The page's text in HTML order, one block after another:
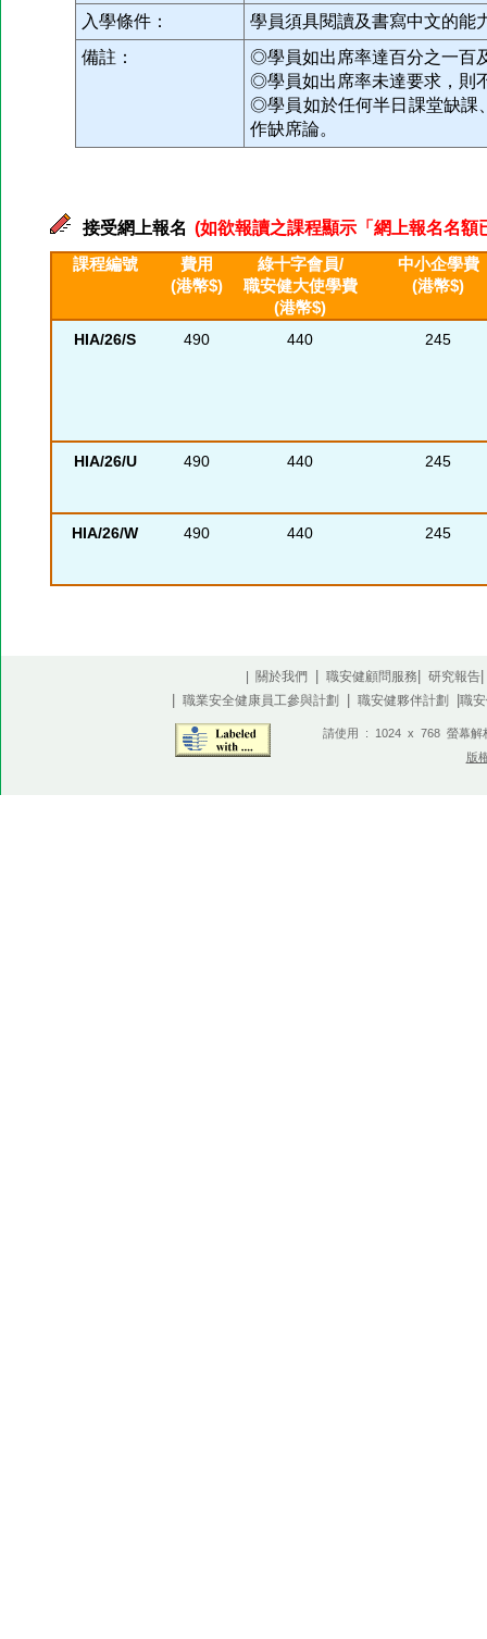
入學條件：
學員須具閱讀及書寫中文的能
備註：
◎學員如出席率達百分之一百
◎學員如出席率未達要求，則
◎學員如於任何半日課堂缺課
作缺席論。
接受網上報名 (如欲報讀之課程顯示「網上報名名
課程編號
費用
(港幣$)
綠十字會員/
職安健大使學費
(港幣$)
中小企學費
(港幣$)
HIA/26/S 490 440 245
HIA/26/U 490 440 245
HIA/26/W 490 440 245
| 關於我們| 職安健顧問服務 研究報告
職業安全健康員工參與計劃 職安健夥伴計劃 職
請使用 : 1024 x 768 螢幕解
版